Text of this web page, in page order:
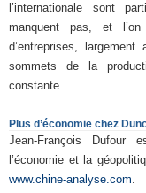
l’internationale sont
manquent pas, et
d’entreprises,
sommets de la
constante.
Plus d’économie chez
Jean-François Dufour
l’économie et la
www.chine-analyse.com.